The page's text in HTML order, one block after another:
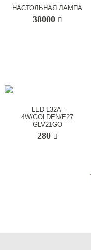
НАСТОЛЬНАЯ ЛАМПА
38000
LED-L32A-
4W/GOLDEN/E27
GLV21GO
280